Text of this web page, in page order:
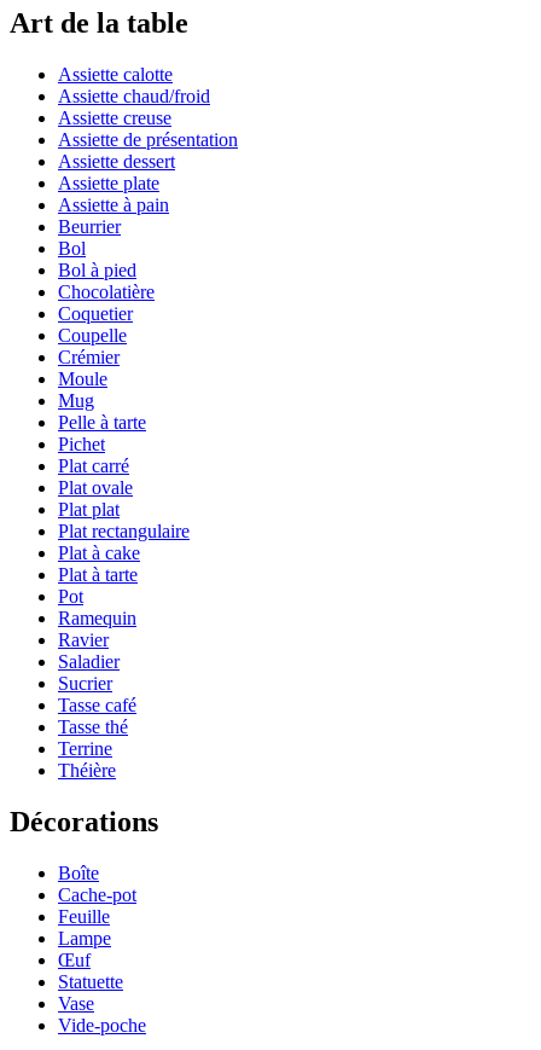
Art de la table
Assiette calotte
Assiette chaud/froid
Assiette creuse
Assiette de présentation
Assiette dessert
Assiette plate
Assiette à pain
Beurrier
Bol
Bol à pied
Chocolatière
Coquetier
Coupelle
Crémier
Moule
Mug
Pelle à tarte
Pichet
Plat carré
Plat ovale
Plat plat
Plat rectangulaire
Plat à cake
Plat à tarte
Pot
Ramequin
Ravier
Saladier
Sucrier
Tasse café
Tasse thé
Terrine
Théière
Décorations
Boîte
Cache-pot
Feuille
Lampe
Œuf
Statuette
Vase
Vide-poche